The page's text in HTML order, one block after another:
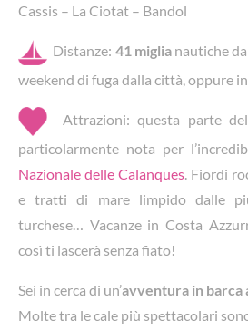
Cassis – La Ciotat – Bandol
Distanze: 41 miglianautiche
weekend di fuga dalla città, oppure
Attrazioni: questa parte
particolarmente nota per
Nazionale delle Calanques . Fiordi
e tratti di mare limpido dalle
turchese… Vacanze in Costa
così ti lascerà senza fiato!
Sei in cerca di un’avventura in barca
Molte tra le cale più spettacolari